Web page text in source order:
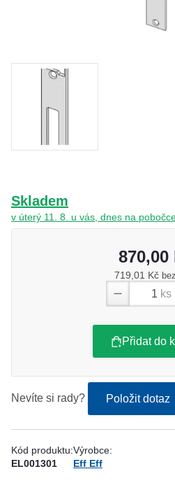
Skladem
v úterý 11. 8. u vás, dnes na
870,00
719,01 Kč
ks
Přidat do
Nevíte si rady? Položit dotaz
Kód produktu:
EL001301
Výrobce:
Eff Eff